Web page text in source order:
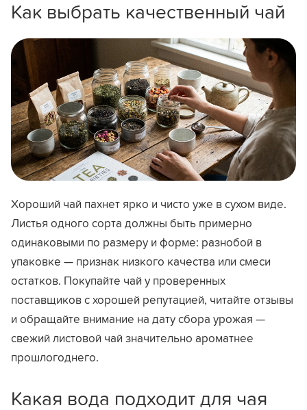
Как выбрать качественный чай
Хороший чай пахнет ярко и чисто уже в сухом виде.
Листья одного сорта должны быть примерно
одинаковыми по размеру и форме: разнобой в
упаковке — признак низкого качества или смеси
остатков. Покупайте чай у проверенных
поставщиков с хорошей репутацией, читайте отзывы
и обращайте внимание на дату сбора урожая —
свежий листовой чай значительно ароматнее
прошлогоднего.
Какая вода подходит для чая